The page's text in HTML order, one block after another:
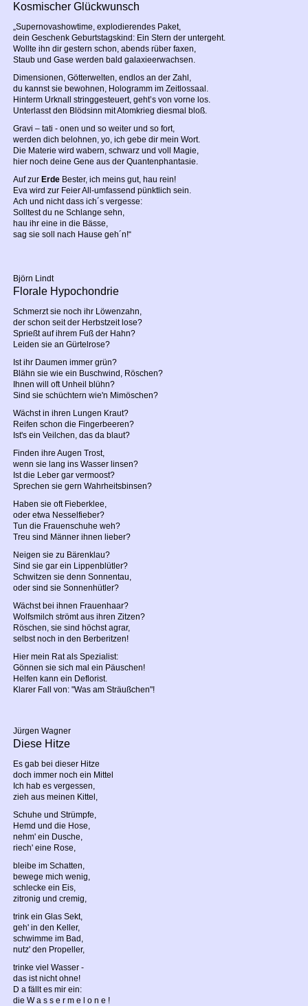
Kosmischer Glückwunsch
„Supernovashowtime, explodierendes Paket,
dein Geschenk Geburtstagskind: Ein Stern der untergeht.
Wollte ihn dir gestern schon, abends rüber faxen,
Staub und Gase werden bald galaxieerwachsen.
Dimensionen, Götterwelten, endlos an der Zahl,
du kannst sie bewohnen, Hologramm im Zeitlossaal.
Hinterm Urknall stringgesteuert, geht’s von vorne los.
Unterlasst den Blödsinn mit Atomkrieg diesmal bloß.
Gravi – tati - onen und so weiter und so fort,
werden dich belohnen, yo, ich gebe dir mein Wort.
Die Materie wird wabern, schwarz und voll Magie,
hier noch deine Gene aus der Quantenphantasie.
Auf zur Erde Bester, ich meins gut, hau rein!
Eva wird zur Feier All-umfassend pünktlich sein.
Ach und nicht dass ich´s vergesse:
Solltest du ne Schlange sehn,
hau ihr eine in die Bässe,
sag sie soll nach Hause geh´n!“
Björn Lindt
Florale Hypochondrie
Schmerzt sie noch ihr Löwenzahn,
der schon seit der Herbstzeit lose?
Sprießt auf ihrem Fuß der Hahn?
Leiden sie an Gürtelrose?
Ist ihr Daumen immer grün?
Blähn sie wie ein Buschwind, Röschen?
Ihnen will oft Unheil blühn?
Sind sie schüchtern wie'n Mimöschen?
Wächst in ihren Lungen Kraut?
Reifen schon die Fingerbeeren?
Ist's ein Veilchen, das da blaut?
Finden ihre Augen Trost,
wenn sie lang ins Wasser linsen?
Ist die Leber gar vermoost?
Sprechen sie gern Wahrheitsbinsen?
Haben sie oft Fieberklee,
oder etwa Nesselfieber?
Tun die Frauenschuhe weh?
Treu sind Männer ihnen lieber?
Neigen sie zu Bärenklau?
Sind sie gar ein Lippenblütler?
Schwitzen sie denn Sonnentau,
oder sind sie Sonnenhütler?
Wächst bei ihnen Frauenhaar?
Wolfsmilch strömt aus ihren Zitzen?
Röschen, sie sind höchst agrar,
selbst noch in den Berberitzen!
Hier mein Rat als Spezialist:
Gönnen sie sich mal ein Päuschen!
Helfen kann ein Deflorist.
Klarer Fall von: "Was am Sträußchen"!
Jürgen Wagner
Diese Hitze
Es gab bei dieser Hitze
doch immer noch ein Mittel
Ich hab es vergessen,
zieh aus meinen Kittel,
Schuhe und Strümpfe,
Hemd und die Hose,
nehm' ein Dusche,
riech' eine Rose,
bleibe im Schatten,
bewege mich wenig,
schlecke ein Eis,
zitronig und cremig,
trink ein Glas Sekt,
geh' in den Keller,
schwimme im Bad,
nutz' den Propeller,
trinke viel Wasser -
das ist nicht ohne!
D a fällt es mir ein:
die W a s s e r m e l o n e !